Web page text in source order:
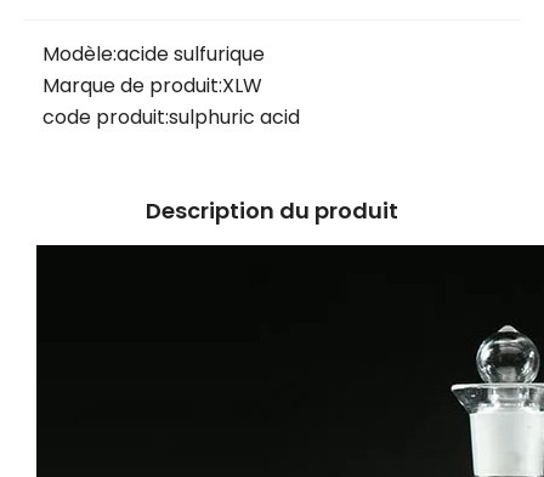
Modèle:acide sulfurique
Marque de produit:XLW
code produit:sulphuric acid
Description du produit